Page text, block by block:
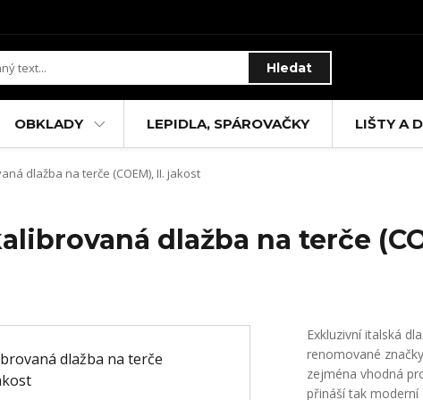
Hledat
OBKLADY LEPIDLA, SPÁROVAČKY LIŠTY A
dlažba na terče (COEM), II. jakost
dlažba na terče
Exkluzivní italská
renomované
zejména vhodná
přináší tak moderní